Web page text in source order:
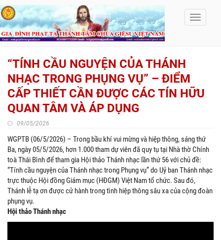
Toggle
“TÍNH CẦU NGUYỆN CỦA THÁNH
NHẠC TRONG PHỤNG VỤ” – ĐIỂM
CẤP THIẾT CẦN ĐƯỢC CÁC TÍN HỮU
QUAN TÂM VÀ ÁP DỤNG
09/05/2026
WGPTB (06/5/2026) – Trong bầu khí vui mừng và hiệp thông, sáng thứ
Ba, ngày 05/5/2026, hơn 1.000 tham dự viên đã quy tụ tại Nhà thờ Chính
toà Thái Bình để tham gia Hội thảo Thánh nhạc lần thứ 56 với chủ đề:
“Tính cầu nguyện của Thánh nhạc trong Phụng vụ” do Uỷ ban Thánh nhạc
trực thuộc Hội đồng Giám mục (HĐGM) Việt Nam tổ chức. Sau đó,
Thánh lễ tạ ơn được cử hành trong tình hiệp thông sâu xa của cộng đoàn
phụng vụ.
Hội thảo Thánh nhạc